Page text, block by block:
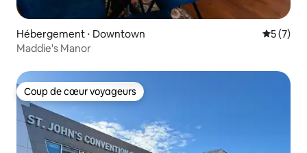
Hébergement ⋅ Downtown
5 (7)
Maddie's Manor
Coup de cœur voyageurs
Coup de cœur voyageurs